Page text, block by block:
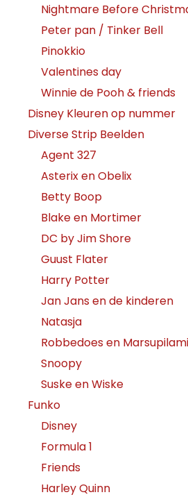
Nightmare Before
Peter pan / Tinker Bell
Pinokkio
Valentines day
Winnie de Pooh & friends
Disney Kleuren op nummer
Diverse Strip Beelden
Agent 327
Asterix en Obelix
Betty Boop
Blake en Mortimer
DC by Jim Shore
Guust Flater
Harry Potter
Jan Jans en de kinderen
Natasja
Robbedoes en Marsupilami
Snoopy
Suske en Wiske
Funko
Disney
Formula 1
Friends
Harley Quinn